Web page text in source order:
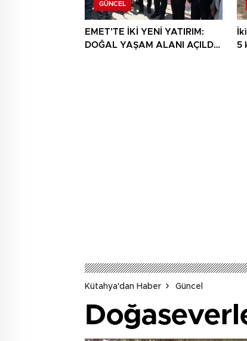
GÜNCEL
EMET’TE İKİ YENİ YATIRIM:
DOĞAL YAŞAM ALANI AÇILDI,
5
Kütahya'dan Haber Güncel